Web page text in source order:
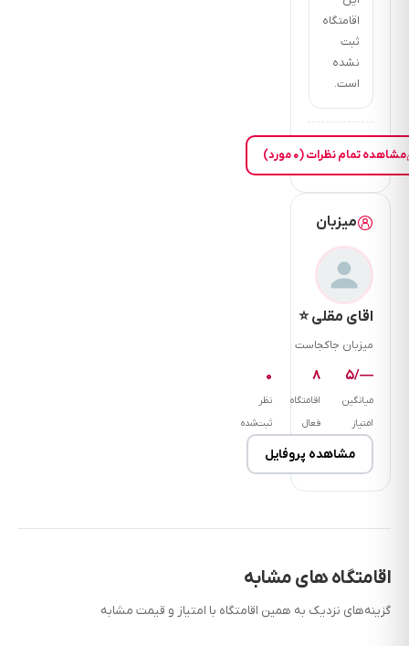
اقامتگاه
ثبت
نشده
است.
مشاهده تمام نظرات (۰ مورد)
میزبان
اقای مقلی ⭐
میزبان جاکجاست
—/۵
میانگین
امتیاز
۸
اقامتگاه
فعال
۰
نظر
ثبت‌شده
مشاهده پروفایل
اقامتگاه های مشابه
گزینه‌های نزدیک به همین اقامتگاه با امتیاز و قیمت مشابه